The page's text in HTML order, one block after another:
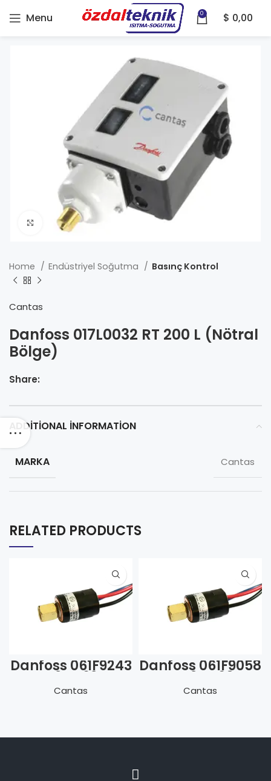
Menu 0 $ 0,00
Click to enlarge
Home Endüstriyel Soğutma Basınç Kontrol
Cantas
Danfoss 017L0032 RT 200 L (Nötral
Bölge)
Share:
ADDITIONAL INFORMATION
MARKA Cantas
RELATED PRODUCTS
Danfoss 061F9243
ACB-2UC62MW
Y.B.M. 19.0/23.0
bar
Cantas
Danfoss 061F9058
ACB-2UC60W
A.B.O. 0.7/ 1.7 bar
Cantas